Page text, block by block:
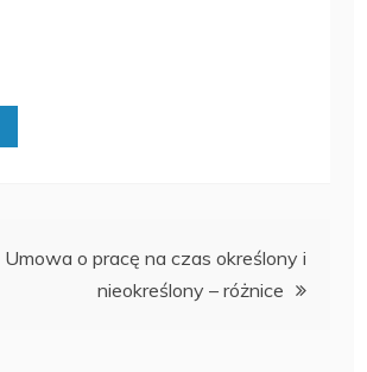
Umowa o pracę na czas określony i
nieokreślony – różnice